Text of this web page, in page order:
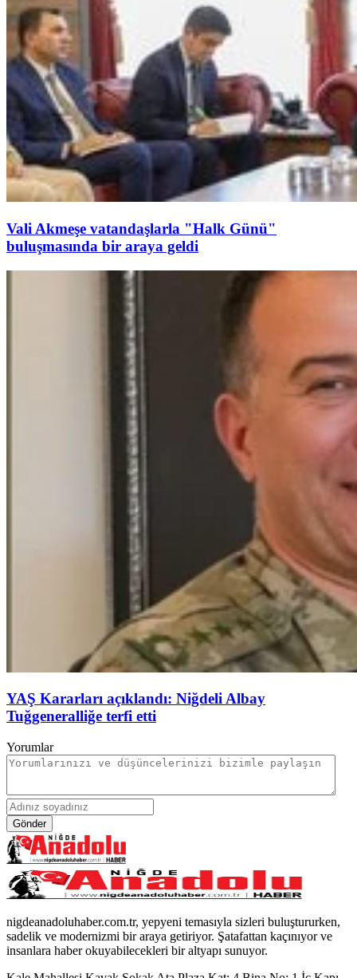
Vali Akmeşe vatandaşlarla "Halk Günü"
buluşmasında bir araya geldi
YAŞ Kararları açıklandı: Niğdeli Albay
Tuğgeneralliğe terfi etti
Yorumlar
Gönder
nigdeanadoluhaber.com.tr, yepyeni temasıyla sizleri buluştururken,
sadelik ve modernizmi bir araya getiriyor. Şatafattan kaçınıyor ve
insanlara haber okuyabilecekleri bir altyapı sunuyor.